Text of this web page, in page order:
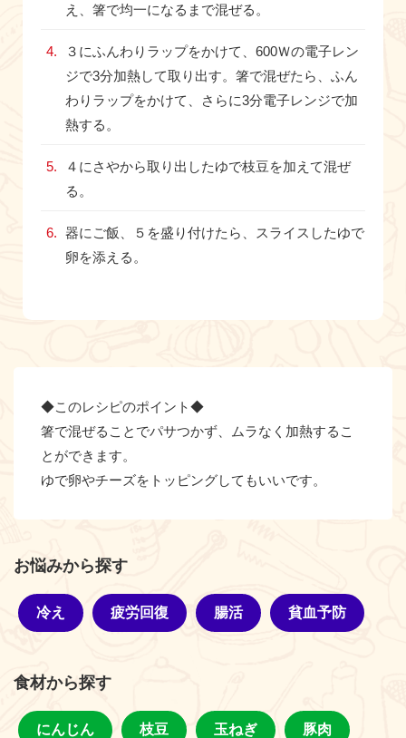
え、箸で均一になるまで混ぜる。
３にふんわりラップをかけて、600Ｗの電子レン
ジで3分加熱して取り出す。箸で混ぜたら、ふん
わりラップをかけて、さらに3分電子レンジで加
熱する。
４にさやから取り出したゆで枝豆を加えて混ぜ
る。
器にご飯、５を盛り付けたら、スライスしたゆで
卵を添える。
◆このレシピのポイント◆
箸で混ぜることでパサつかず、ムラなく加熱するこ
とができます。
ゆで卵やチーズをトッピングしてもいいです。
お悩みから探す
冷え 疲労回復 腸活 貧血予防
食材から探す
にんじん 枝豆 玉ねぎ 豚肉